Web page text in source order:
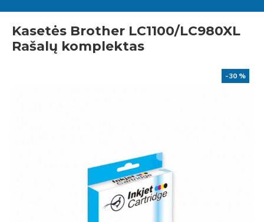
Kasetės Brother LC1100/LC980XL
Rašalų komplektas
-30 %